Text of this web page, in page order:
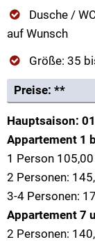
Dusche /
auf Wunsch
Größe: 35
Preise: **
Hauptsaison:
Appartement 1
1 Person
2 Personen:
3-4 Personen:
Appartement 7
2 Personen: